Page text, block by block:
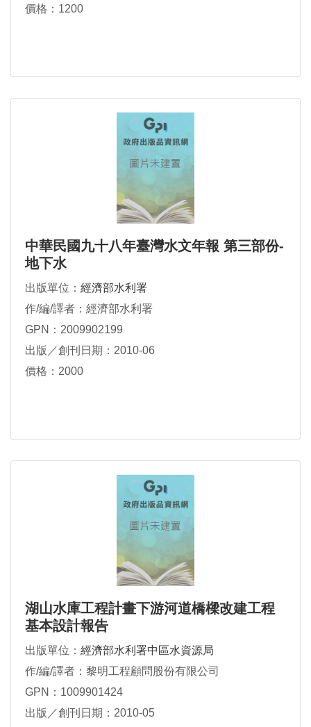
價格：1200
中華民國九十八年臺灣水文年報 第三部份-
地下水
出版單位： 經濟部水利署
作/編/譯者：經濟部水利署
GPN：2009902199
出版／創刊日期：2010-06
價格：2000
湖山水庫工程計畫下游河道橋樑改建工程
基本設計報告
出版單位： 經濟部水利署中區水資源局
作/編/譯者：黎明工程顧問股份有限公司
GPN：1009901424
出版／創刊日期：2010-05